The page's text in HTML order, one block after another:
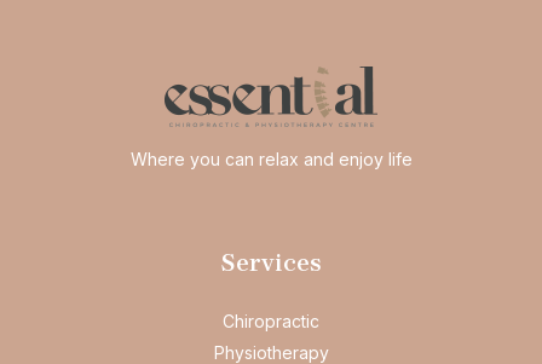
Where you can relax and enjoy life
Services
Chiropractic
Physiotherapy